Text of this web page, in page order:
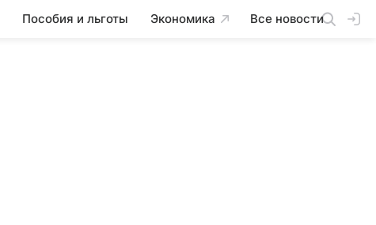
Пособия и льготы Экономика Все новости